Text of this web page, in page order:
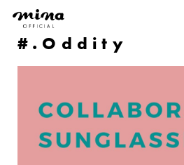
.Oddity